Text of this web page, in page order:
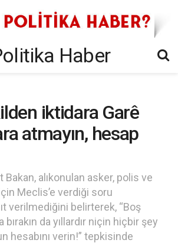
iktidara Garê
atmayın, hesap
Bakan, alıkonulan asker, polis ve
Meclis’e verdiği soru
verilmediğini belirterek, “Boş
bırakın da yıllardır niçin hiçbir şey
hesabını verin!” tepkisinde